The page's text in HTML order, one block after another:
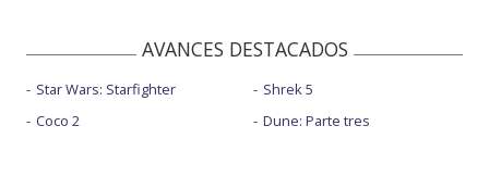
AVANCES DESTACADOS
Star Wars: Starfighter
Coco 2
Shrek 5
Dune: Parte tres